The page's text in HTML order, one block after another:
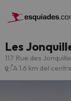
Les
117 Rue des
A 1.6 km del